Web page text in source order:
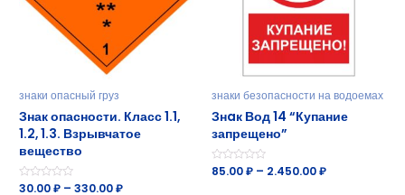
знаки опасный груз
Знак опасности. Класс 1.1,
1.2, 1.3. Взрывчатое
вещество
Оценка
30.00₽ –330.00₽
знаки безопасности на водоемах
Знaк Вод 14 “Купание
запрещено”
Оценка
85.00₽ – 2.450.00₽